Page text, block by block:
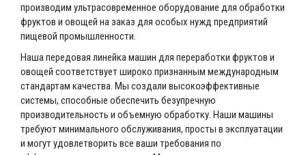
производим ультрасовременное оборудование для обработки
фруктов и овощей на заказ для особых нужд предприятий
пищевой промышленности.
Наша передовая линейка машин для переработки фруктов и
овощей соответствует широко признанным международным
стандартам качества. Мы создали высокоэффективные
системы, способные обеспечить безупречную
производительность и объемную обработку. Наши машины
требуют минимального обслуживания, просты в эксплуатации
и могут удовлетворить все ваши требования по